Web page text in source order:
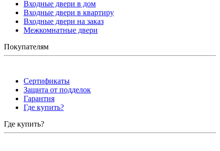
Входные двери в дом
Входные двери в квартиру
Входные двери на заказ
Межкомнатные двери
Покупателям
Сертификаты
Защита от подделок
Гарантия
Где купить?
Где купить?